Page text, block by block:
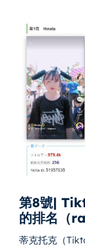
第8號|
的排名（
蒂克托克（